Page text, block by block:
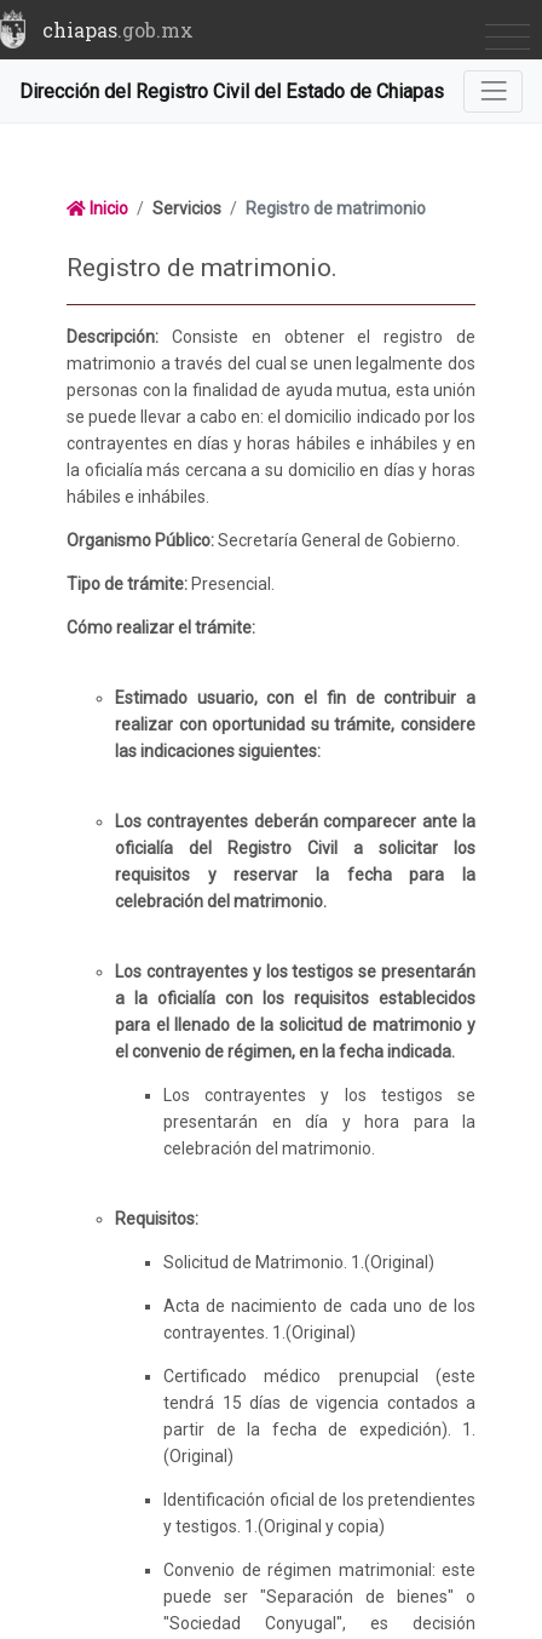
chiapas.gob.mx
Dirección del Registro Civil del Estado de Chiapas
Inicio Servicios Registro de matrimonio
Registro de matrimonio.
Descripción: Consiste en obtener el registro de
matrimonio a través del cual se unen legalmente dos
personas con la finalidad de ayuda mutua, esta unión
se puede llevar a cabo en: el domicilio indicado por los
contrayentes en días y horas hábiles e inhábiles y en
la oficialía más cercana a su domicilio en días y horas
hábiles e inhábiles.
Organismo Público:Secretaría General de Gobierno.
Tipo de trámite: Presencial.
Cómo realizar el trámite:
Estimado usuario, con el fin de contribuir a
realizar con oportunidad su trámite, considere
las indicaciones siguientes:
Los contrayentes deberán comparecer ante la
oficialía del Registro Civil a solicitar los
requisitos y reservar la fecha para la
celebración del matrimonio.
Los contrayentes y los testigos se presentarán
a la oficialía con los requisitos establecidos
para el llenado de la solicitud de matrimonio y
el convenio de régimen, en la fecha indicada.
Los contrayentes y los testigos se
presentarán en día y hora para la
celebración del matrimonio.
Requisitos:
Solicitud de Matrimonio. 1.(Original)
Acta de nacimiento de cada uno de los
contrayentes. 1.(Original)
Certificado médico prenupcial (este
tendrá 15 días de vigencia contados a
partir de la fecha de expedición). 1.
(Original)
Identificación oficial de los pretendientes
y testigos. 1.(Original y copia)
Convenio de régimen matrimonial: este
puede ser "Separación de bienes" o
"Sociedad Conyugal", es decisión